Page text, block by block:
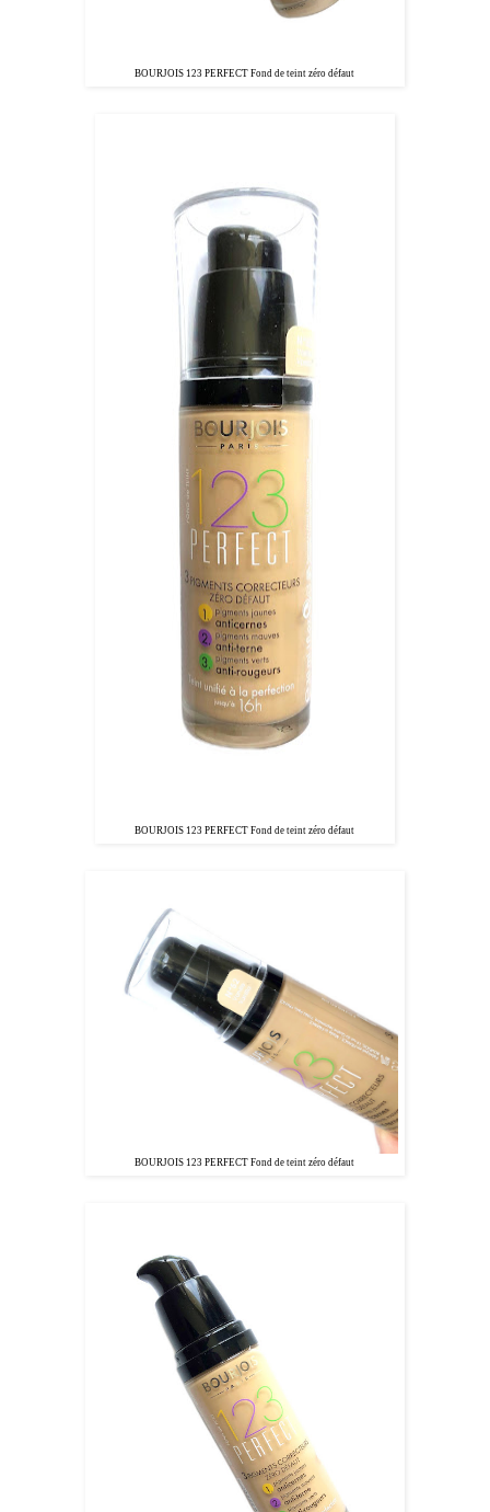
BOURJOIS 123 PERFECT Fond de teint zéro défaut
BOURJOIS 123 PERFECT Fond de teint zéro défaut
BOURJOIS 123 PERFECT Fond de teint zéro défaut